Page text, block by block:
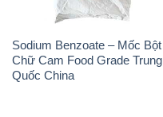
Sodium Benzoate – Mốc Bột
Chữ Cam Food Grade Trung
Quốc China